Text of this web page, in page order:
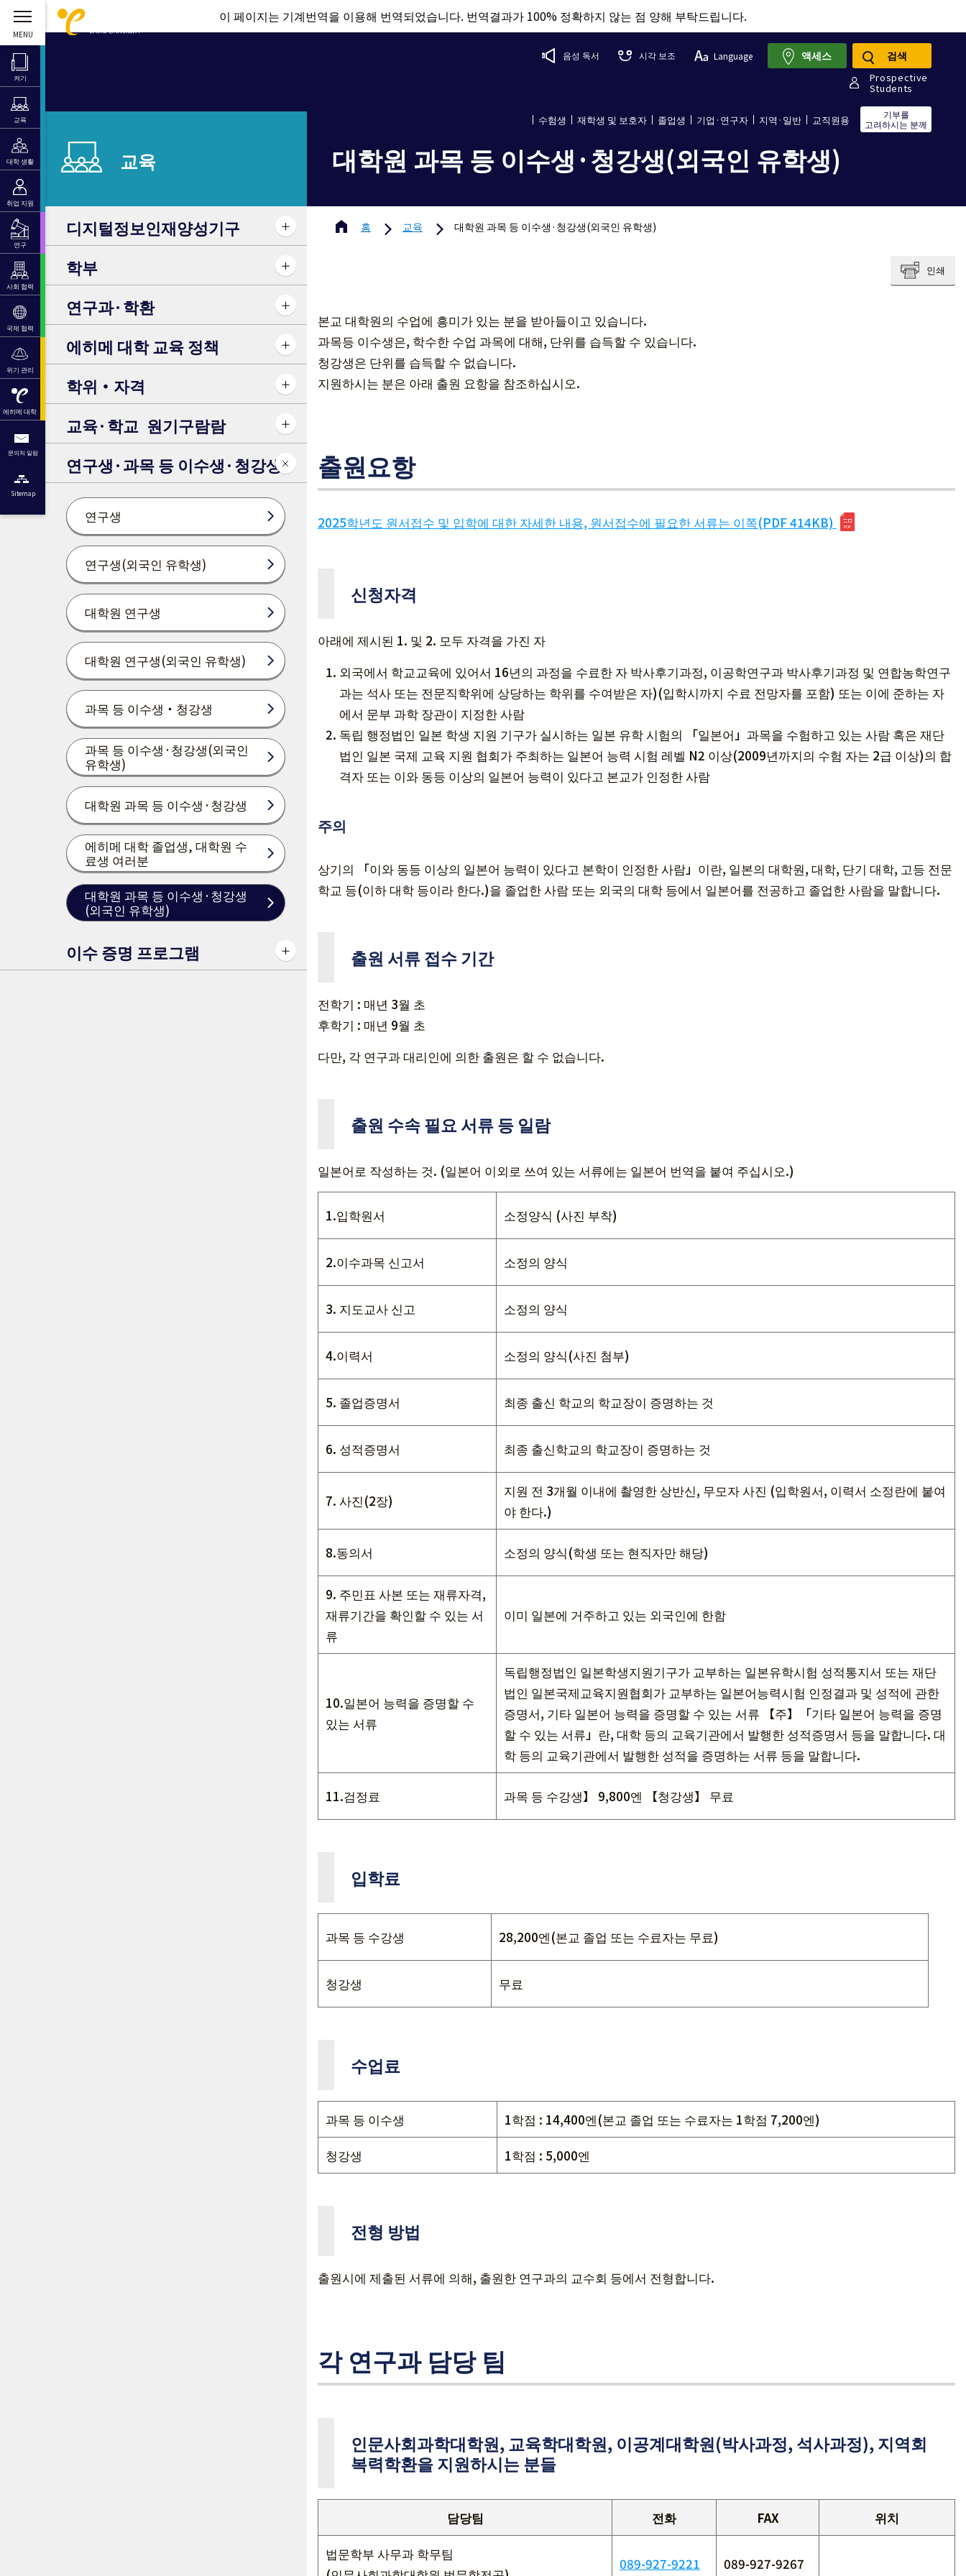
이 페이지는 기계번역을 이용해 번역되었습니다. 번역결과가 100% 정확하지 않는 점 양해 부탁드립니다.
켜기
교육
대학 생활
취업 지원
연구
사회 협력
국제 협력
위기 관리
에히메 대학
문의처 일람
Sitemap
음성 독서 시각 보조 Language
Prospective
Students
수험생 재학생 및 보호자 졸업생 기업·연구자 지역·일반 교직원용
기부를
고려하시는 분께
액세스 검색
교육 대학원 과목 등 이수생·청강생(외국인 유학생)
디지털정보인재양성기구
학부
연구과·학환
에히메 대학 교육 정책
학위・자격
교육·학교 원기구람람
연구생·과목 등 이수생·청강생
연구생
연구생(외국인 유학생)
대학원 연구생
대학원 연구생(외국인 유학생)
과목 등 이수생・청강생
과목 등 이수생·청강생(외국인
유학생)
대학원 과목 등 이수생·청강생
에히메 대학 졸업생, 대학원 수
료생 여러분
대학원 과목 등 이수생·청강생
(외국인 유학생)
이수 증명 프로그램
홈 교육 대학원 과목 등 이수생·청강생(외국인 유학생)
인쇄
본교 대학원의 수업에 흥미가 있는 분을 받아들이고 있습니다.
과목등 이수생은, 학수한 수업 과목에 대해, 단위를 습득할 수 있습니다.
청강생은 단위를 습득할 수 없습니다.
지원하시는 분은 아래 출원 요항을 참조하십시오.
출원요항
2025학년도 원서접수 및 입학에 대한 자세한 내용, 원서접수에 필요한 서류는 이쪽(PDF 414KB)
신청자격
아래에 제시된 1. 및 2. 모두 자격을 가진 자
외국에서 학교교육에 있어서 16년의 과정을 수료한 자 박사후기과정, 이공학연구과 박사후기과정 및 연합농학연구
과는 석사 또는 전문직학위에 상당하는 학위를 수여받은 자)(입학시까지 수료 전망자를 포함) 또는 이에 준하는 자
에서 문부 과학 장관이 지정한 사람
독립 행정법인 일본 학생 지원 기구가 실시하는 일본 유학 시험의 「일본어」과목을 수험하고 있는 사람 혹은 재단
법인 일본 국제 교육 지원 협회가 주최하는 일본어 능력 시험 레벨 N2 이상(2009년까지의 수험 자는 2급 이상)의 합
격자 또는 이와 동등 이상의 일본어 능력이 있다고 본교가 인정한 사람
주의
상기의 「이와 동등 이상의 일본어 능력이 있다고 본학이 인정한 사람」이란, 일본의 대학원, 대학, 단기 대학, 고등 전문
학교 등(이하 대학 등이라 한다.)을 졸업한 사람 또는 외국의 대학 등에서 일본어를 전공하고 졸업한 사람을 말합니다.
출원 서류 접수 기간
전학기 : 매년 3월 초
후학기 : 매년 9월 초
다만, 각 연구과 대리인에 의한 출원은 할 수 없습니다.
출원 수속 필요 서류 등 일람
일본어로 작성하는 것. (일본어 이외로 쓰여 있는 서류에는 일본어 번역을 붙여 주십시오.)
1.입학원서 소정양식 (사진 부착)
2.이수과목 신고서 소정의 양식
3. 지도교사 신고 소정의 양식
4.이력서 소정의 양식(사진 첨부)
5. 졸업증명서 최종 출신 학교의 학교장이 증명하는 것
6. 성적증명서 최종 출신학교의 학교장이 증명하는 것
7. 사진(2장)
지원 전 3개월 이내에 촬영한 상반신, 무모자 사진 (입학원서, 이력서 소정란에 붙여
야 한다.)
8.동의서 소정의 양식(학생 또는 현직자만 해당)
9. 주민표 사본 또는 재류자격,
재류기간을 확인할 수 있는 서
류
이미 일본에 거주하고 있는 외국인에 한함
10.일본어 능력을 증명할 수
있는 서류
독립행정법인 일본학생지원기구가 교부하는 일본유학시험 성적통지서 또는 재단
법인 일본국제교육지원협회가 교부하는 일본어능력시험 인정결과 및 성적에 관한
증명서, 기타 일본어 능력을 증명할 수 있는 서류 【주】「기타 일본어 능력을 증명
할 수 있는 서류」란, 대학 등의 교육기관에서 발행한 성적증명서 등을 말합니다. 대
학 등의 교육기관에서 발행한 성적을 증명하는 서류 등을 말합니다.
11.검정료 과목 등 수강생】 9,800엔 【청강생】 무료
입학료
과목 등 수강생 28,200엔(본교 졸업 또는 수료자는 무료)
청강생 무료
수업료
과목 등 이수생
1학점 : 14,400엔(본교 졸업 또는 수료자는 1학점 7,200엔)
청강생
1학점 : 5,000엔
전형 방법
출원시에 제출된 서류에 의해, 출원한 연구과의 교수회 등에서 전형합니다.
각 연구과 담당 팀
인문사회과학대학원, 교육학대학원, 이공계대학원(박사과정, 석사과정), 지역회
복력학환을 지원하시는 분들
담당팀 전화 FAX
위치
법문학부 사무과 학무팀
089-927-9221 089-927-9267